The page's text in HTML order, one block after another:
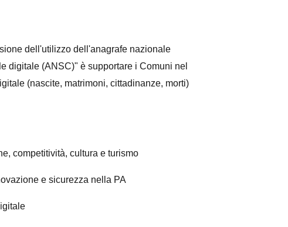
dell'utilizzo dell'anagrafe nazionale
digitale (ANSC)" è supportare i Comuni nel
(nascite, matrimoni, cittadinanze, morti)
competitività, cultura e turismo
e sicurezza nella PA